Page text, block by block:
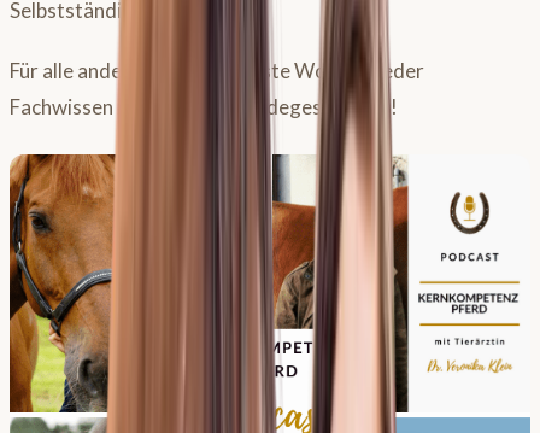
Selbstständigkeit.
Für alle anderen gibt es nächste Woche wieder
Fachwissen zum Thema Pferdegesundheit!